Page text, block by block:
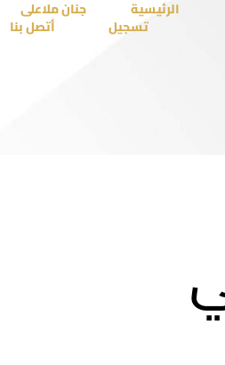
الرئيسية جنان ملاعلى
تسجيل أتصل بنا